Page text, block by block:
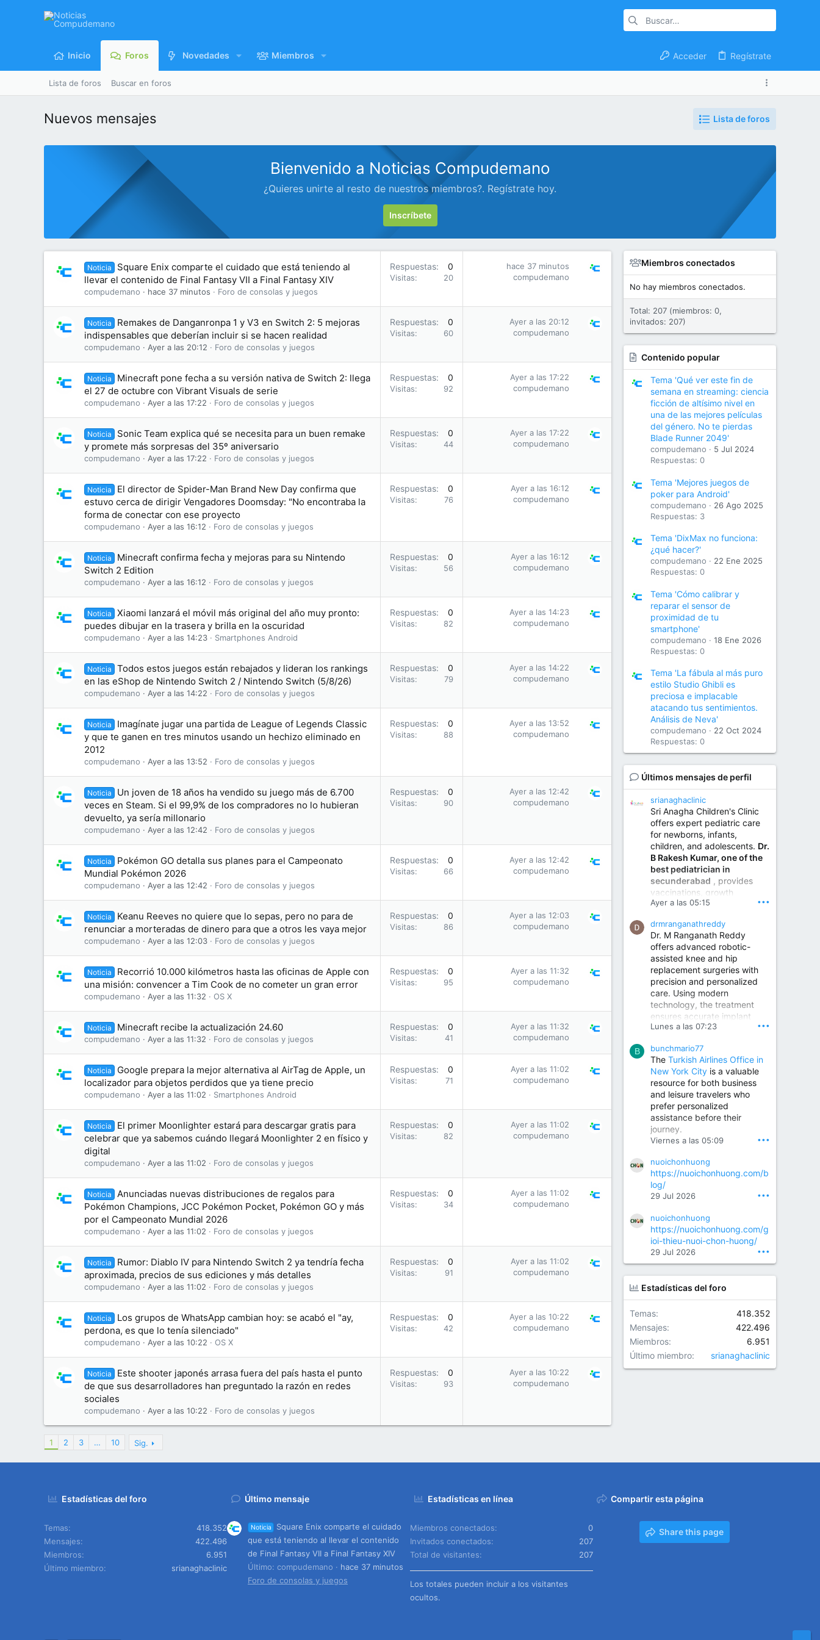
Inicio Foros Novedades Miembros Acceder Regístrate
Lista de foros Buscar en foros
Nuevos mensajes Lista de foros
Bienvenido a Noticias Compudemano
¿Quieres unirte al resto de nuestros miembros?. Regístrate hoy.
Inscríbete
Noticia
Square Enix comparte el cuidado que está teniendo al
llevar el contenido de Final Fantasy VII a Final Fantasy XIV
compudemano hace 37 minutos Foro de consolas y juegos
Respuestas 0
Visitas 20
hace 37 minutos
compudemano
Noticia
Remakes de Danganronpa 1 y V3 en Switch 2: 5 mejoras
indispensables que deberían incluir si se hacen realidad
compudemano Ayer a las 20:12 Foro de consolas y juegos
Respuestas 0
Visitas 60
Ayer a las 20:12
compudemano
Noticia
Minecraft pone fecha a su versión nativa de Switch 2: llega
el 27 de octubre con Vibrant Visuals de serie
compudemano Ayer a las 17:22 Foro de consolas y juegos
Respuestas 0
Visitas 92
Ayer a las 17:22
compudemano
Noticia
Sonic Team explica qué se necesita para un buen remake
y promete más sorpresas del 35º aniversario
compudemano Ayer a las 17:22 Foro de consolas y juegos
Respuestas 0
Visitas 44
Ayer a las 17:22
compudemano
Noticia
El director de Spider-Man Brand New Day confirma que
estuvo cerca de dirigir Vengadores Doomsday: "No encontraba la
forma de conectar con ese proyecto
compudemano Ayer a las 16:12 Foro de consolas y juegos
Respuestas 0
Visitas 76
Ayer a las 16:12
compudemano
Noticia
Minecraft confirma fecha y mejoras para su Nintendo
Switch 2 Edition
compudemano Ayer a las 16:12 Foro de consolas y juegos
Respuestas 0
Visitas 56
Ayer a las 16:12
compudemano
Noticia
Xiaomi lanzará el móvil más original del año muy pronto:
puedes dibujar en la trasera y brilla en la oscuridad
compudemano Ayer a las 14:23 Smartphones Android
Respuestas 0
Visitas 82
Ayer a las 14:23
compudemano
Noticia
Todos estos juegos están rebajados y lideran los rankings
en las eShop de Nintendo Switch 2 / Nintendo Switch (5/8/26)
compudemano Ayer a las 14:22 Foro de consolas y juegos
Respuestas 0
Visitas 79
Ayer a las 14:22
compudemano
Noticia
Imagínate jugar una partida de League of Legends Classic
y que te ganen en tres minutos usando un hechizo eliminado en
2012
compudemano Ayer a las 13:52 Foro de consolas y juegos
Respuestas 0
Visitas 88
Ayer a las 13:52
compudemano
Noticia
Un joven de 18 años ha vendido su juego más de 6.700
veces en Steam. Si el 99,9% de los compradores no lo hubieran
devuelto, ya sería millonario
compudemano Ayer a las 12:42 Foro de consolas y juegos
Respuestas 0
Visitas 90
Ayer a las 12:42
compudemano
Noticia
Pokémon GO detalla sus planes para el Campeonato
Mundial Pokémon 2026
compudemano Ayer a las 12:42 Foro de consolas y juegos
Respuestas 0
Visitas 66
Ayer a las 12:42
compudemano
Noticia
Keanu Reeves no quiere que lo sepas, pero no para de
renunciar a morteradas de dinero para que a otros les vaya mejor
compudemano Ayer a las 12:03 Foro de consolas y juegos
Respuestas 0
Visitas 86
Ayer a las 12:03
compudemano
Noticia
Recorrió 10.000 kilómetros hasta las oficinas de Apple con
una misión: convencer a Tim Cook de no cometer un gran error
compudemano Ayer a las 11:32 OS X
Respuestas 0
Visitas 95
Ayer a las 11:32
compudemano
Noticia Minecraft recibe la actualización 24.60
compudemano Ayer a las 11:32 Foro de consolas y juegos
Respuestas 0
Visitas 41
Ayer a las 11:32
compudemano
Noticia
Google prepara la mejor alternativa al AirTag de Apple, un
localizador para objetos perdidos que ya tiene precio
compudemano Ayer a las 11:02 Smartphones Android
Respuestas 0
Visitas 71
Ayer a las 11:02
compudemano
Noticia
El primer Moonlighter estará para descargar gratis para
celebrar que ya sabemos cuándo llegará Moonlighter 2 en físico y
digital
compudemano Ayer a las 11:02 Foro de consolas y juegos
Respuestas 0
Visitas 82
Ayer a las 11:02
compudemano
Noticia
Anunciadas nuevas distribuciones de regalos para
Pokémon Champions, JCC Pokémon Pocket, Pokémon GO y más
por el Campeonato Mundial 2026
compudemano Ayer a las 11:02 Foro de consolas y juegos
Respuestas 0
Visitas 34
Ayer a las 11:02
compudemano
Noticia
Rumor: Diablo IV para Nintendo Switch 2 ya tendría fecha
aproximada, precios de sus ediciones y más detalles
compudemano Ayer a las 11:02 Foro de consolas y juegos
Respuestas 0
Visitas 91
Ayer a las 11:02
compudemano
Noticia
Los grupos de WhatsApp cambian hoy: se acabó el "ay,
perdona, es que lo tenía silenciado"
compudemano Ayer a las 10:22 OS X
Respuestas 0
Visitas 42
Ayer a las 10:22
compudemano
Noticia
Este shooter japonés arrasa fuera del país hasta el punto
de que sus desarrolladores han preguntado la razón en redes
sociales
compudemano Ayer a las 10:22 Foro de consolas y juegos
Respuestas 0
Visitas 93
Ayer a las 10:22
compudemano
1 2 3 … 10 Sig.
Miembros conectados
No hay miembros conectados.
Total: 207 (miembros: 0,
invitados: 207)
Contenido popular
Tema 'Qué ver este fin de
semana en streaming: ciencia
ficción de altísimo nivel en
una de las mejores películas
del género. No te pierdas
Blade Runner 2049'
compudemano
5 Jul 2024
Respuestas: 0
Tema 'Mejores juegos de
poker para Android'
compudemano
26 Ago 2025
Respuestas: 3
Tema 'DixMax no funciona:
¿qué hacer?'
compudemano
22 Ene 2025
Respuestas: 0
Tema 'Cómo calibrar y
reparar el sensor de
proximidad de tu
smartphone'
compudemano
18 Ene 2026
Respuestas: 0
Tema 'La fábula al más puro
estilo Studio Ghibli es
preciosa e implacable
atacando tus sentimientos.
Análisis de Neva'
compudemano
22 Oct 2024
Respuestas: 0
Últimos mensajes de perfil
srianaghaclinic
Sri Anagha Children's Clinic
offers expert pediatric care
for newborns, infants,
children, and adolescents. Dr.
B Rakesh Kumar, one of the
best pediatrician in
secunderabad , provides
vaccinations, growth
monitoring, newborn care,
illnesses, nutrition guidance,
and preventive healthcare in
a child-friendly environment.
Children Hospital in Secunderabad | Best Pediatrician in Hyderabad | Neonatologist in Medchal
Our pediatrician and
Neonatologist team at...
www.srianaghaclinic.com
Ayer a las 05:15 •••
drmranganathreddy
Dr. M Ranganath Reddy
offers advanced robotic-
assisted knee and hip
replacement surgeries with
precision and personalized
care. Using modern
technology, the treatment
ensures accurate implant
placement, reduced pain,
improved joint function,
helping patients return to an
active and comfortable
lifestyle.
Orthopedic Surgeon in Kondapur | Best Orthopedic Doctor in Kondapur | Dr. M. Ranganath Reddy
Consult Dr. M. Ranganath
Reddy, the best...
www.drranganathreddy.co
m
Lunes a las 07:23 •••
B bunchmario77
The Turkish Airlines Office in
New York City is a valuable
resource for both business
and leisure travelers who
prefer personalized
assistance before their
journey.
Viernes a las 05:09 •••
nuoichonhuong
https://nuoichonhuong.com/b
log/
29 Jul 2026 •••
nuoichonhuong
https://nuoichonhuong.com/g
ioi-thieu-nuoi-chon-huong/
29 Jul 2026 •••
Estadísticas del foro
Temas
418.352
Mensajes
422.496
Miembros
6.951
Último miembro
srianaghaclinic
Estadísticas del foro
Temas
418.352
Mensajes
422.496
Miembros
6.951
Último miembro
srianaghaclinic
Último mensaje
Noticia
Square Enix comparte el cuidado
que está teniendo al llevar el contenido
de Final Fantasy VII a Final Fantasy XIV
Último: compudemano
hace 37 minutos
Foro de consolas y juegos
Estadísticas en línea
Miembros conectados
0
Invitados conectados
207
Total de visitantes
207
Los totales pueden incluir a los visitantes
ocultos.
Compartir esta página
Share this page